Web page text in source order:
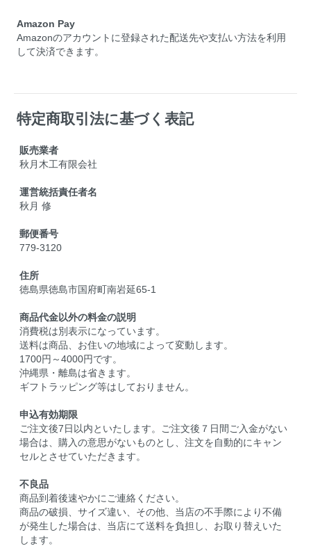
Amazon Pay
Amazonのアカウントに登録された配送先や支払い方法を利用
して決済できます。
特定商取引法に基づく表記
販売業者
秋月木工有限会社
運営統括責任者名
秋月 修
郵便番号
779-3120
住所
徳島県徳島市国府町南岩延65-1
商品代金以外の料金の説明
消費税は別表示になっています。
送料は商品、お住いの地域によって変動します。
1700円～4000円です。
沖縄県・離島は省きます。
ギフトラッピング等はしておりません。
申込有効期限
ご注文後7日以内といたします。ご注文後７日間ご入金がない
場合は、購入の意思がないものとし、注文を自動的にキャン
セルとさせていただきます。
不良品
商品到着後速やかにご連絡ください。
商品の破損、サイズ違い、その他、当店の不手際により不備
が発生した場合は、当店にて送料を負担し、お取り替えいた
します。